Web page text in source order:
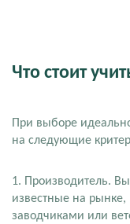
Что стоит
При выборе
на следующие
1. Производитель.
известные на рынке,
заводчиками или